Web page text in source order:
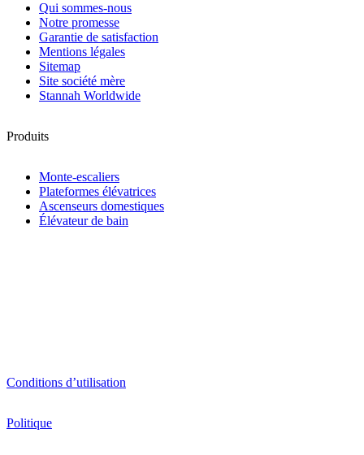
Qui sommes-nous
Notre promesse
Garantie de satisfaction
Mentions légales
Sitemap
Site société mère
Stannah Worldwide
Produits
Monte-escaliers
Plateformes élévatrices
Ascenseurs domestiques
Élévateur de bain
Conditions d’utilisation
Politique